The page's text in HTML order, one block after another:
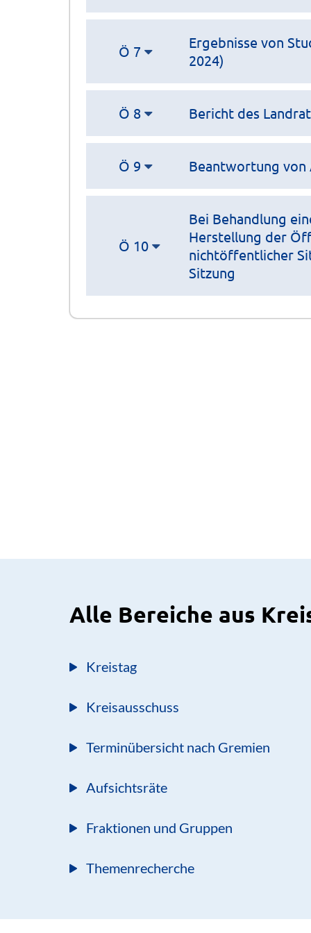
Ö 7
Ergebnisse von
2024)
Ö 8 Bericht des
Ö 9 Beantwortung von
Ö 10
Bei Behandlung
Herstellung der
nichtöffentlicher
Sitzung
Alle Bereiche aus
Kreistag
Kreisausschuss
Terminübersicht nach Gremien
Aufsichtsräte
Fraktionen und Gruppen
Themenrecherche